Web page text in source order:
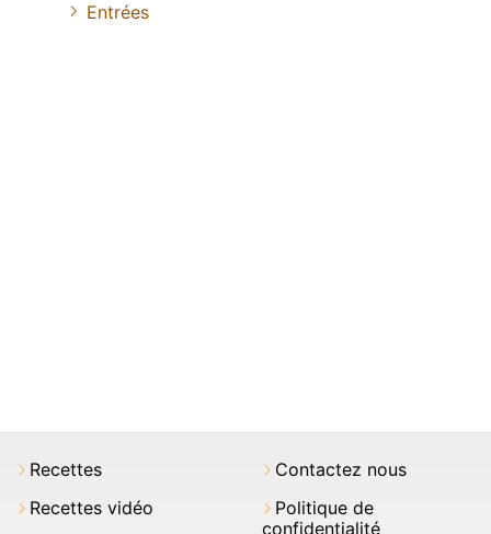
Entrées
Recettes
Recettes vidéo
Contactez nous
Politique de
confidentialité